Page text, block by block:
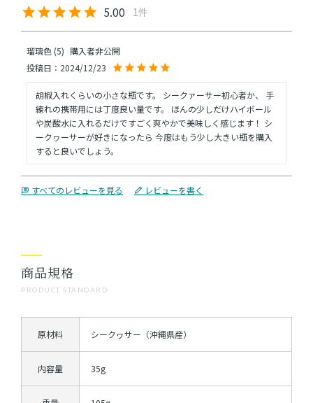
5.00 1
瑠璃色 5 購入者非公開
投稿日
2024/12/23
胡椒入れくらいの小さな瓶です。 シークァーサー初心者か、 手
練れの携帯用には丁度良い量です。 ほんの少しだけハイボール
や炭酸水に入れるだけですごく爽やかで美味しく感じます！ シ
ークヮーサーが好きになったら 今度はもう少し大きい瓶を購入
すると良いでしょう。
すべてのレビューを見る レビューを書く
PRODUCT STANDARD
商品規格
原材料 シークヮサー（沖縄県産）
内容量 35g